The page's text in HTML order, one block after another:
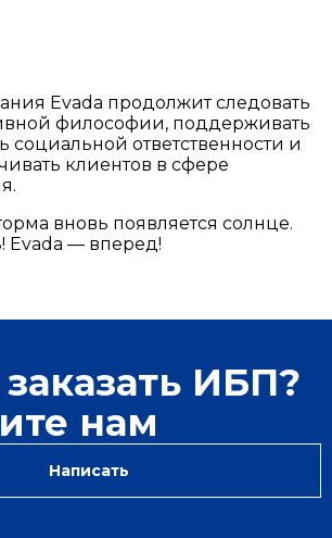
Evada продолжит следовать
философии, поддерживать
социальной ответственности и
клиентов в сфере
вновь появляется солнце.
Evada — вперед!
ИБП?
нам
Написать